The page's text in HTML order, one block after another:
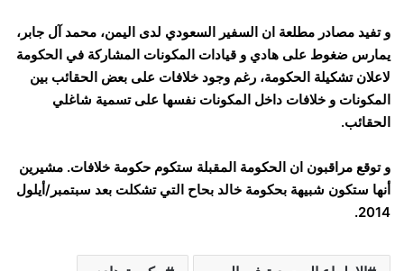
و تفيد مصادر مطلعة ان السفير السعودي لدى اليمن، محمد آل جابر،
يمارس ضغوط على هادي و قيادات المكونات المشاركة في الحكومة
لاعلان تشكيلة الحكومة، رغم وجود خلافات على بعض الحقائب بين
المكونات و خلافات داخل المكونات نفسها على تسمية شاغلي
الحقائب.
و توقع مراقبون ان الحكومة المقبلة ستكوم حكومة خلافات. مشيرين
أنها ستكون شبيهة بحكومة خالد بحاح التي تشكلت بعد سبتمبر/أيلول
2014.